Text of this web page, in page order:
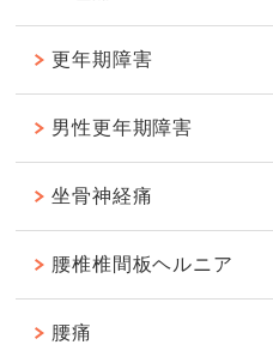
更年期障害
男性更年期障害
坐骨神経痛
腰椎椎間板ヘルニア
腰痛